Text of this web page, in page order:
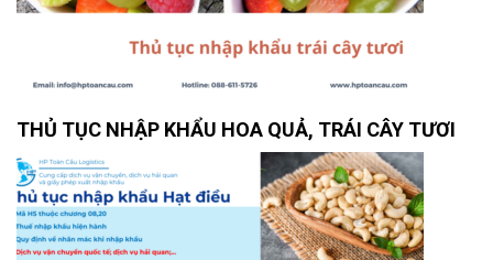
THỦ TỤC NHẬP KHẨU HOA QUẢ, TRÁI CÂY TƯƠI